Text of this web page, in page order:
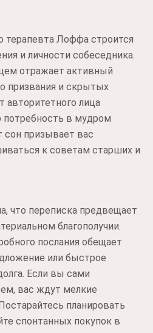
терапевта Лоффа строится
и личности собеседника.
отражает активный
призвания и скрытых
авторитетного лица
в мудром
сон призывает вас
к советам старших и
что переписка предвещает
благополучии.
послания обещает
или быстрое
Если вы сами
вас ждут мелкие
планировать
спонтанных покупок в